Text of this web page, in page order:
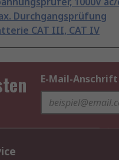
Durchgangsprüfung
CAT III, CAT IV
E-Mail-Anschrift